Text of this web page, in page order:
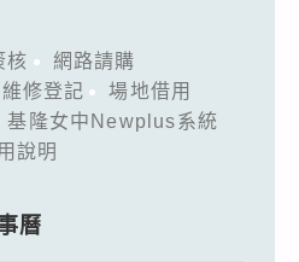
核
網路請購
維修登記
場地借用
基隆女中Newplus系統
說明
曆